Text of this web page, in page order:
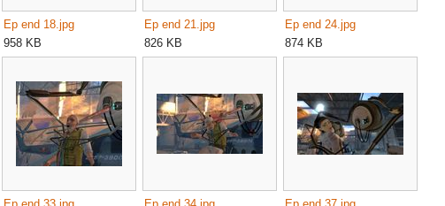
Ep end 18.jpg
958 KB
Ep end 21.jpg
826 KB
Ep end 24.jpg
874 KB